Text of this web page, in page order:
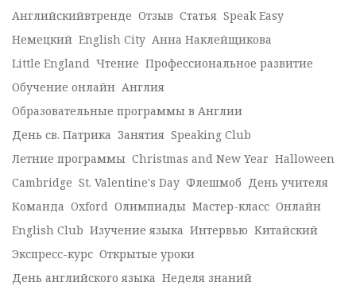
Английскийвтренде Отзыв Статья Speak Easy
Немецкий English City Анна Наклейщикова
Little England Чтение Профессиональное развитие
Обучение онлайн Англия
Образовательные программы в Англии
День св. Патрика Занятия Speaking Club
Летние программы Christmas and New Year Halloween
Cambridge St. Valentine's Day Флешмоб День учителя
Команда Oxford Олимпиады Мастер-класс Онлайн
English Club Изучение языка Интервью Китайский
Экспресс-курс Открытые уроки
День английского языка Неделя знаний